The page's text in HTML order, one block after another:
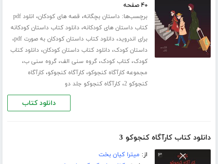
۴۰ صفحه
برچسب‌ها:داستان بچگانه، قصه های کودکان،
انلود pdf
کتاب داستان های کودکانه،دانلود کتاب داستان کودکانه
برای اندروید،دانلود کتاب داستان کودکان به صورت pdf ،
داستان کودک،دانلود کتاب داستان کودکان،دانلود کتاب
کودک،کتاب کودک،گروه سنی الف،گروه سنی ب،
مجموعه کارآگاه کنجوکو،کارآگاه کنجوکو،کارآگاه
کنجوکو 2 ،کارآگاه کنجوکو جلد دو
دانلود کتاب
دانلود کتاب کارآگاه کنجوکو 3
از: میترا کیان بخت